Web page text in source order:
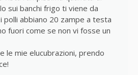
sui banchi frigo ti viene da
polli abbiano 20 zampe a testa
fuori come se non vi fosse un
le mie elucubrazioni, prendo